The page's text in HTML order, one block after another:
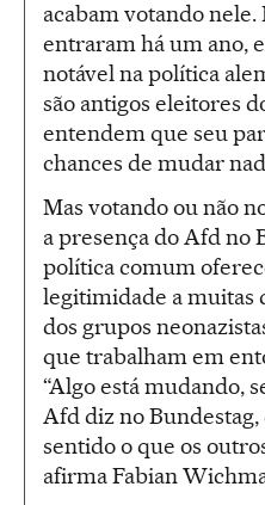
acabam votando
entraram há um ano,
notável na política
são antigos eleitores
entendem que seu
chances de mudar
Mas votando ou não
a presença do Afd no
política comum
legitimidade a muitas
dos grupos
que trabalham em
“Algo está mudando,
Afd diz no
sentido o que os
afirma Fabian